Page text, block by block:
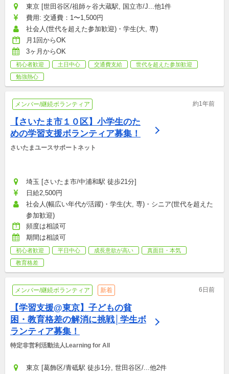
東京 [世田谷区/祖師ヶ谷大蔵駅, 国立市/J...他1件
費用: 交通費：1〜1,500円
社会人(世代を超えた参加歓迎)・学生(大, 専)
月1回からOK
3ヶ月からOK
初心者歓迎 土日中心 交通費支給
世代を超えた参加歓迎
勉強熱心
メンバー/継続ボランティア 約1年前
【さいたま市１０区】小学生のた
めの学習支援ボランティア募集！
さいたまユースサポートネット
埼玉 [さいたま市/中浦和駅 徒歩21分]
日給2,500円
社会人(幅広い年代が活躍)・学生(大, 専)・シニア(世代を超えた
参加歓迎)
頻度は相談可
期間は相談可
初心者歓迎 平日中心 成長意欲が高い
真面目・本気
教育格差
メンバー/継続ボランティア 新着 6日前
【学習支援@東京】子どもの貧
困・教育格差の解消に挑戦│学生ボ
ランティア募集！
特定非営利活動法人Learning for All
東京 [葛飾区/青砥駅 徒歩1分, 世田谷区/...他2件